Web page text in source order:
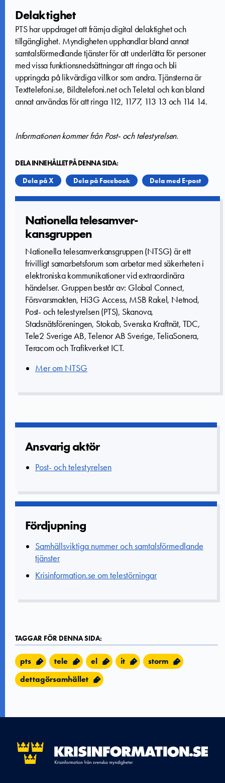
Delaktighet
PTS har uppdraget att främja digital delaktighet och
tillgänglighet. Myndigheten upphandlar bland annat
samtalsförmedlande tjänster för att underlätta för personer
med vissa funktionsnedsättningar att ringa och bli
uppringda på likvärdiga villkor som andra. Tjänsterna är
Texttelefoni.se, Bildtelefoni.net och Teletal och kan bland
annat användas för att ringa 112, 1177, 113 13 och 114 14.
Informationen kommer från Post- och telestyrelsen.
DELA INNEHÅLLET PÅ DENNA SIDA:
Dela på X
Dela på Facebook Dela med E-post
Nationella­ telesamver­
kansgruppe­n
Nationella telesamverkansgruppen (NTSG) är ett
frivilligt samarbetsforum som arbetar med säkerheten i
elektroniska kommunikationer vid extraordinära
händelser. Gruppen består av: Global Connect,
Försvarsmakten, Hi3G Access, MSB Rakel, Netnod,
Post- och telestyrelsen (PTS), Skanova,
Stadsnätsföreningen, Stokab, Svenska Kraftnät, TDC,
Tele2 Sverige AB, Telenor AB Sverige, TeliaSonera,
Teracom och Trafikverket ICT.
Mer om NTSG
Ansvarig aktör
Post- och telestyrelsen
Fördjupning
Samhällsviktiga nummer och samtalsförmedlande
tjänster
Krisinformation.se om telestörningar
TAGGAR FÖR DENNA SIDA:
pts tele el it
storm
dettagörsamhället